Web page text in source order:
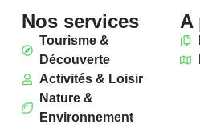
Nos services
Tourisme &
Découverte
Activités & Loisir
Nature &
Environnement
A